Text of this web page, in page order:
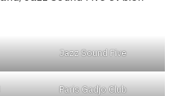
Jazz Sound Five
Paris Gadjo Club